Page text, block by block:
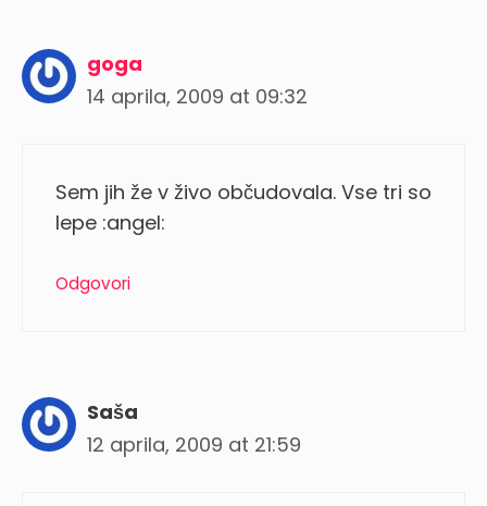
goga
14 aprila, 2009 at 09:32
Sem jih že v živo občudovala. Vse tri so
lepe :angel:
Odgovori
Saša
12 aprila, 2009 at 21:59